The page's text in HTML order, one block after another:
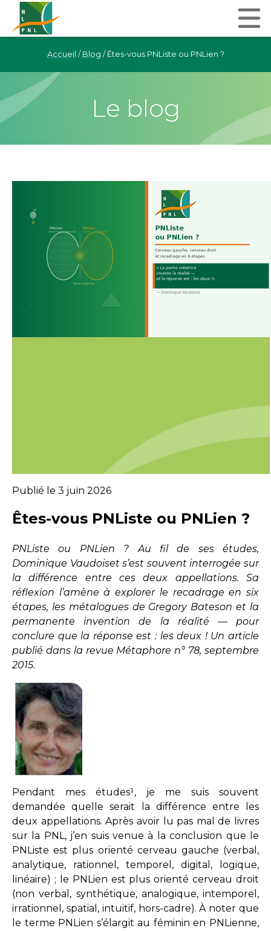
Accueil / Blog / Êtes-vous PNListe ou PNLien ?
Le blog
Publié le 3 juin 2026
Êtes-vous PNListe ou PNLien ?
PNListe ou PNLien ? Au fil de ses études,
Dominique Vaudoiset s’est souvent interrogée sur
la différence entre ces deux appellations. Sa
réflexion l’amène à explorer le recadrage en six
étapes, les métalogues de Gregory Bateson et la
permanente invention de la réalité — pour
conclure que la réponse est : les deux ! Un article
publié dans la revue Métaphore n° 78, septembre
2015.
Pendant mes études¹, je me suis souvent
demandée quelle serait la différence entre les
deux appellations. Après avoir lu pas mal de livres
sur la PNL, j’en suis venue à la conclusion que le
PNListe est plus orienté cerveau gauche (verbal,
analytique, rationnel, temporel, digital, logique,
linéaire) ; le PNLien est plus orienté cerveau droit
(non verbal, synthétique, analogique, intemporel,
irrationnel, spatial, intuitif, hors-cadre). À noter que
le terme PNLien s’élargit au féminin en PNLienne,